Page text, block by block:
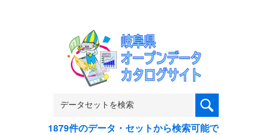
1879件のデータ・セットから検索可能で